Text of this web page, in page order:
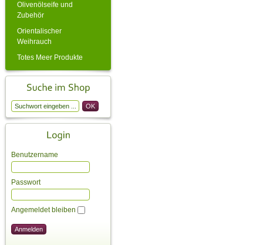
Olivenölseife und
Zubehör
Orientalischer
Weihrauch
Totes Meer Produkte
Benutzername
Passwort
Angemeldet bleiben